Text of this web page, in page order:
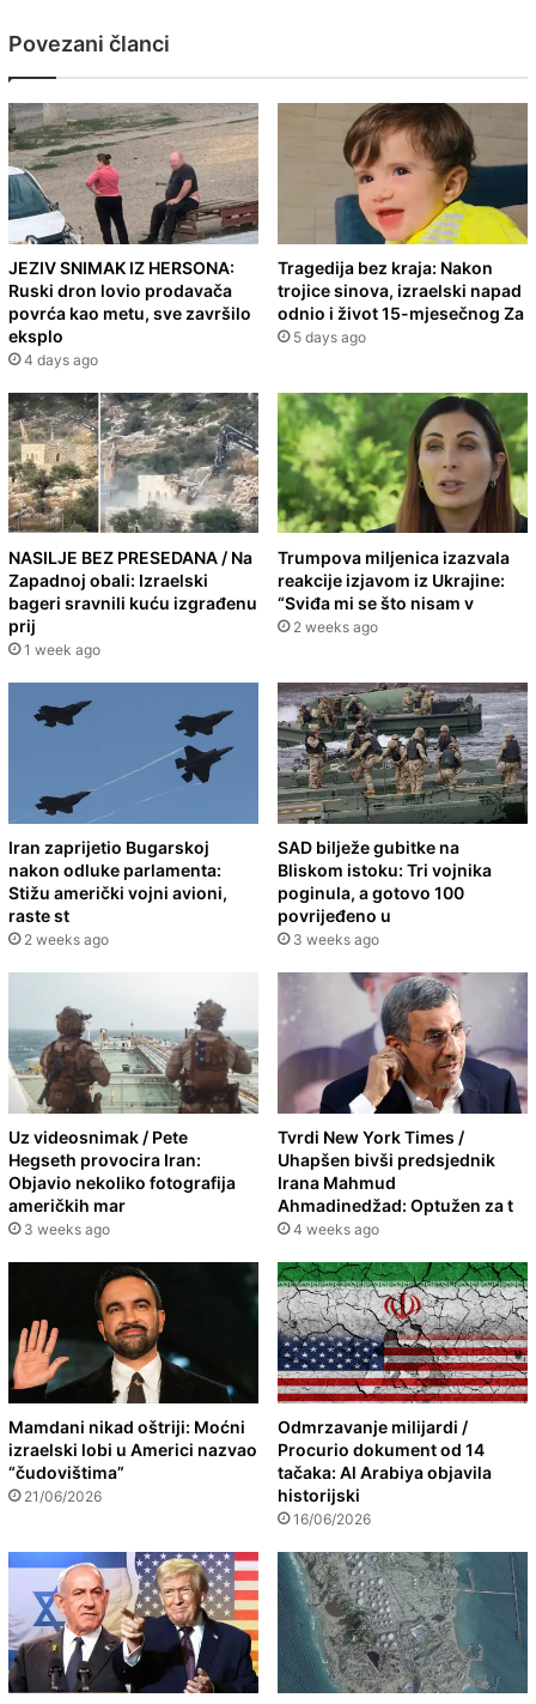
Povezani članci
JEZIV SNIMAK IZ HERSONA:
Ruski dron lovio prodavača
povrća kao metu, sve završilo
eksplo
4 days ago
Tragedija bez kraja: Nakon
trojice sinova, izraelski napad
odnio i život 15-mjesečnog Za
5 days ago
NASILJE BEZ PRESEDANA / Na
Zapadnoj obali: Izraelski
bageri sravnili kuću izgrađenu
prij
1 week ago
Trumpova miljenica izazvala
reakcije izjavom iz Ukrajine:
“Sviđa mi se što nisam v
2 weeks ago
Iran zaprijetio Bugarskoj
nakon odluke parlamenta:
Stižu američki vojni avioni,
raste st
2 weeks ago
SAD bilježe gubitke na
Bliskom istoku: Tri vojnika
poginula, a gotovo 100
povrijeđeno u
3 weeks ago
Uz videosnimak / Pete
Hegseth provocira Iran:
Objavio nekoliko fotografija
američkih mar
3 weeks ago
Tvrdi New York Times /
Uhapšen bivši predsjednik
Irana Mahmud
Ahmadinedžad: Optužen za t
4 weeks ago
Mamdani nikad oštriji: Moćni
izraelski lobi u Americi nazvao
“čudovištima”
21/06/2026
Odmrzavanje milijardi /
Procurio dokument od 14
tačaka: Al Arabiya objavila
historijski
16/06/2026